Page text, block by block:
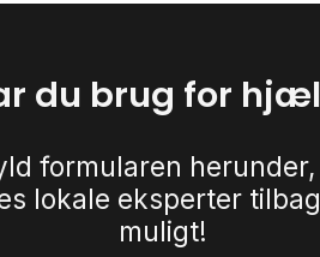
du brug for
formularen
lokale eksperter
muligt!